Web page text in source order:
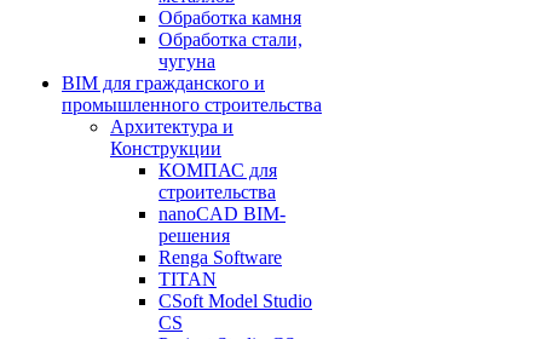
Обработка камня
Обработка стали,
чугуна
BIM для гражданского и
промышленного строительства
Архитектура и
Конструкции
КОМПАС для
строительства
nanoCAD BIM-
решения
Renga Software
TITAN
CSoft Model Studio
CS